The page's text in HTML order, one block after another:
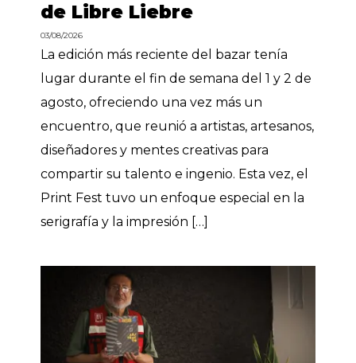
de Libre Liebre
03/08/2026
La edición más reciente del bazar tenía
lugar durante el fin de semana del 1 y 2 de
agosto, ofreciendo una vez más un
encuentro, que reunió a artistas, artesanos,
diseñadores y mentes creativas para
compartir su talento e ingenio. Esta vez, el
Print Fest tuvo un enfoque especial en la
serigrafía y la impresión […]